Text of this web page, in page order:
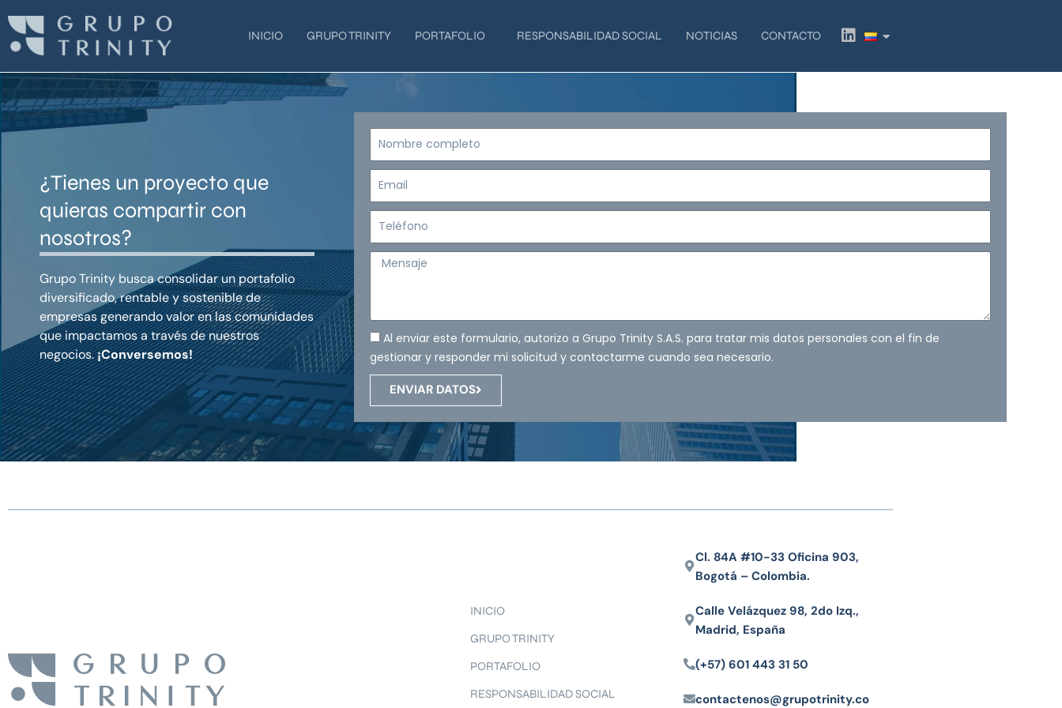
contenido
INICIO GRUPO TRINITY PORTAFOLIO RESPONSABILIDAD SOCIAL NOTICIAS CONTACTO
L
i
k
¿Tienes un proyecto que
quieras compartir con
nosotros?
Grupo Trinity busca consolidar un portafolio
diversificado, rentable y sostenible de
empresas generando valor en las comunidades
que impactamos a través de nuestros
negocios.¡Conversemos!
Nombre
Email
Teléfono
Mensaje
Al enviar este formulario, autorizo a Grupo Trinity S.A.S. para tratar mis datos personales con el fin de
gestionar y responder mi solicitud y contactarme cuando sea necesario.
ENVIAR DATOS
INICIO
GRUPO TRINITY
PORTAFOLIO
RESPONSABILIDAD SOCIAL
Cl. 84A #10-33 Oficina 903,
Bogotá – Colombia.
Calle Velázquez 98, 2do Izq.,
Madrid, España
(+57) 601 443 31 50
contactenos@grupotrinity.co